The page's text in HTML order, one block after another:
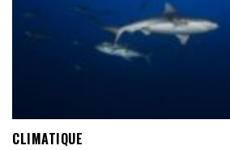
CLIMATIQUE